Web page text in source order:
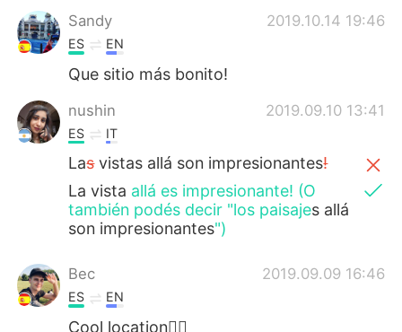
Sandy 2019.10.14 19:46
ES EN
Que sitio más bonito!
nushin 2019.09.10 13:41
ES IT
Lasvistas allá son impresionantes!
La vista allá es impresionante! (O
también podés decir "los paisajes allá
son impresionantes")
Bec 2019.09.09 16:46
ES EN
Cool location👌🏻